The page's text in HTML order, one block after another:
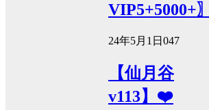
VIP5+5000+〗
24年5月1日 047
【仙月谷
v113】❤️